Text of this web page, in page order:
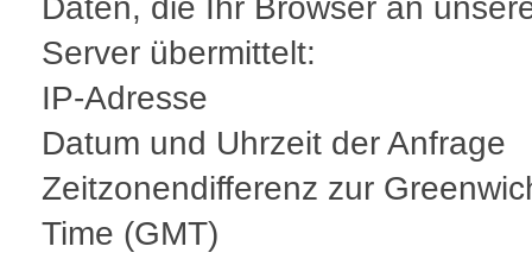
Daten, die Ihr Browser an
Server übermittelt:
IP-Adresse
Datum und Uhrzeit der Anfrage
Zeitzonendifferenz zur
Time (GMT)